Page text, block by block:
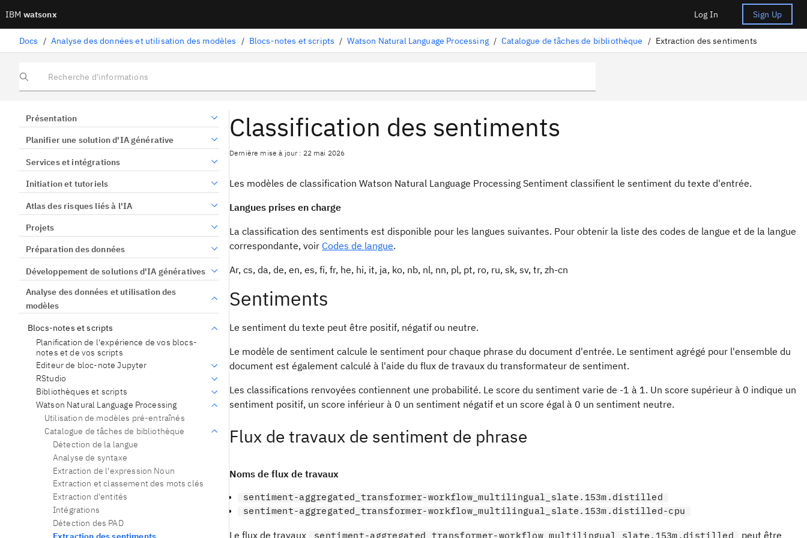
IBM watsonx Log In Sign Up
Docs / Analyse des données et utilisation des modèles / Blocs-notes et scripts / Watson Natural Language Processing / Catalogue de tâches de bibliothèque / Extraction des sentiments
Recherche d'informations
Présentation
Planifier une solution d'IA générative
Services et intégrations
Initiation et tutoriels
Atlas des risques liés à l'IA
Projets
Préparation des données
Développement de solutions d'IA génératives
Analyse des données et utilisation des
modèles
Blocs-notes et scripts
Planification de l'expérience de vos blocs-
notes et de vos scripts
Editeur de bloc-note Jupyter
RStudio
Bibliothèques et scripts
Watson Natural Language Processing
Utilisation de modèles pré-entraînés
Catalogue de tâches de bibliothèque
Détection de la langue
Analyse de syntaxe
Extraction de l'expression Noun
Extraction et classement des mots clés
Extraction d'entités
Intégrations
Détection des PAD
Classification des sentiments
Dernière mise à jour : 22 mai 2026
Les modèles de classification Watson Natural Language Processing Sentiment classifient le sentiment du texte d'entrée.
Langues prises en charge
La classification des sentiments est disponible pour les langues suivantes. Pour obtenir la liste des codes de langue et de la langue
correspondante, voir Codes de langue.
Ar, cs, da, de, en, es, fi, fr, he, hi, it, ja, ko, nb, nl, nn, pl, pt, ro, ru, sk, sv, tr, zh-cn
Sentiments
Le sentiment du texte peut être positif, négatif ou neutre.
Le modèle de sentiment calcule le sentiment pour chaque phrase du document d'entrée. Le sentiment agrégé pour l'ensemble du
document est également calculé à l'aide du flux de travaux du transformateur de sentiment.
Les classifications renvoyées contiennent une probabilité. Le score du sentiment varie de -1 à 1. Un score supérieur à 0 indique un
sentiment positif, un score inférieur à 0 un sentiment négatif et un score égal à 0 un sentiment neutre.
Flux de travaux de sentiment de phrase
Noms de flux de travaux
sentiment-aggregated_transformer-workflow_multilingual_slate.153m.distilled
sentiment-aggregated_transformer-workflow_multilingual_slate.153m.distilled-cpu
Le flux de travaux sentiment-aggregated_transformer-workflow_multilingual_slate.153m.distilled peut être